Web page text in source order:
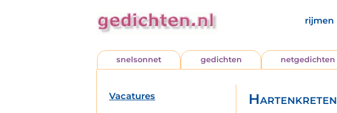
rijmen
snelsonnet gedichten netgedichten
Vacatures Hartenkreten